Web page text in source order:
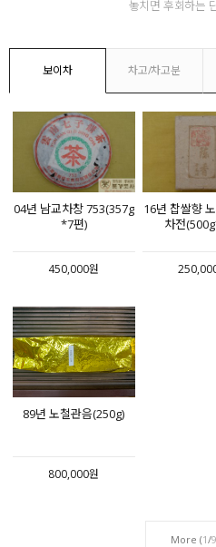
놓치면 후회하는
보이차 차고/차고분
04년 남교차창 753(357g
*7편)
450,000원
16년 찹쌀향
차전
89년 노철관음(250g)
800,000원
More (1/9